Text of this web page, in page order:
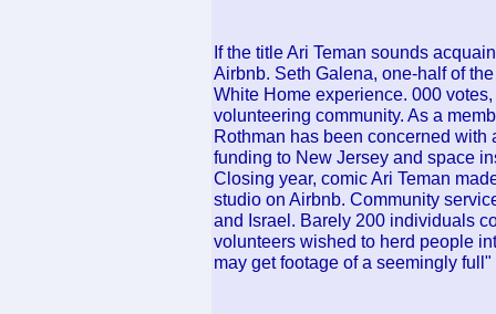
If the title Ari Teman sounds
Airbnb. Seth Galena, one-half of
White Home experience. 000
volunteering community. As a
Rothman has been concerned
funding to New Jersey and space
Closing year, comic Ari Teman
studio on Airbnb. Community
and Israel. Barely 200 individuals
volunteers wished to herd people
may get footage of a seemingly full"